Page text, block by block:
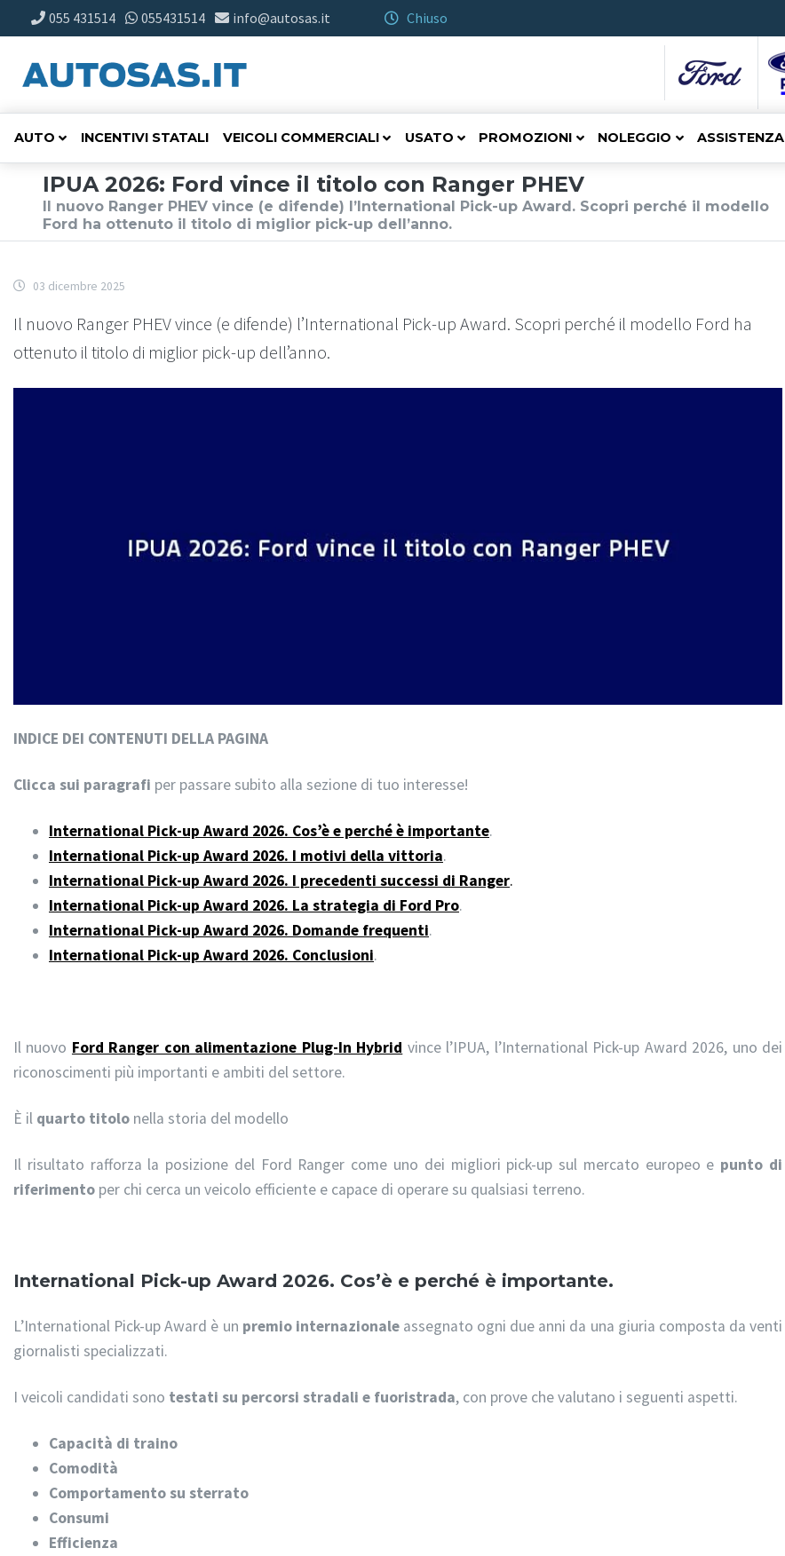
055 431514 055431514 info@autosas.it Chiuso
AUTO INCENTIVI STATALI VEICOLI COMMERCIALI USATO PROMOZIONI NOLEGGIO ASSISTENZA
IPUA 2026: Ford vince il titolo con Ranger PHEV
Il nuovo Ranger PHEV vince (e difende) l’International Pick-up Award. Scopri perché il modello
Ford ha ottenuto il titolo di miglior pick-up dell’anno.
03 dicembre 2025
Il nuovo Ranger PHEV vince (e difende) l’International Pick-up Award. Scopri perché il modello Ford ha
ottenuto il titolo di miglior pick-up dell’anno.
INDICE DEI CONTENUTI DELLA PAGINA
Clicca sui paragrafi per passare subito alla sezione di tuo interesse!
International Pick-up Award 2026. Cos’è e perché è importante.
International Pick-up Award 2026. I motivi della vittoria.
International Pick-up Award 2026. I precedenti successi di Ranger.
International Pick-up Award 2026. La strategia di Ford Pro.
International Pick-up Award 2026. Domande frequenti.
International Pick-up Award 2026. Conclusioni.
Il nuovo Ford Ranger con alimentazione Plug-In Hybrid vince l’IPUA, l’International Pick-up Award 2026, uno dei
riconoscimenti più importanti e ambiti del settore.
È il quarto titolo nella storia del modello
Il risultato rafforza la posizione del Ford Ranger come uno dei migliori pick-up sul mercato europeo e punto di
riferimento per chi cerca un veicolo efficiente e capace di operare su qualsiasi terreno.
International Pick-up Award 2026. Cos’è e perché è importante.
L’International Pick-up Award è un premio internazionaleassegnato ogni due anni da una giuria composta da venti
giornalisti specializzati.
I veicoli candidati sono testati su percorsi stradali e fuoristrada, con prove che valutano i seguenti aspetti.
Capacità di traino
Comodità
Comportamento su sterrato
Consumi
Efficienza